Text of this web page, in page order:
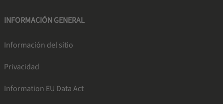
INFORMACIÓN GENERAL
Información del sitio
Privacidad
Information EU Data Act